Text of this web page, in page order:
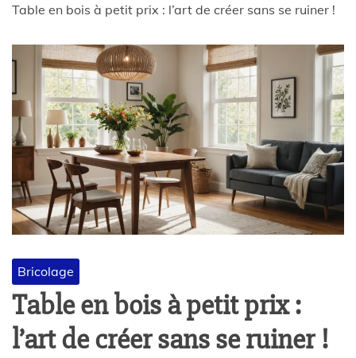
Table en bois à petit prix : l’art de créer sans se ruiner !
Bricolage
Table en bois à petit prix :
l’art de créer sans se ruiner !